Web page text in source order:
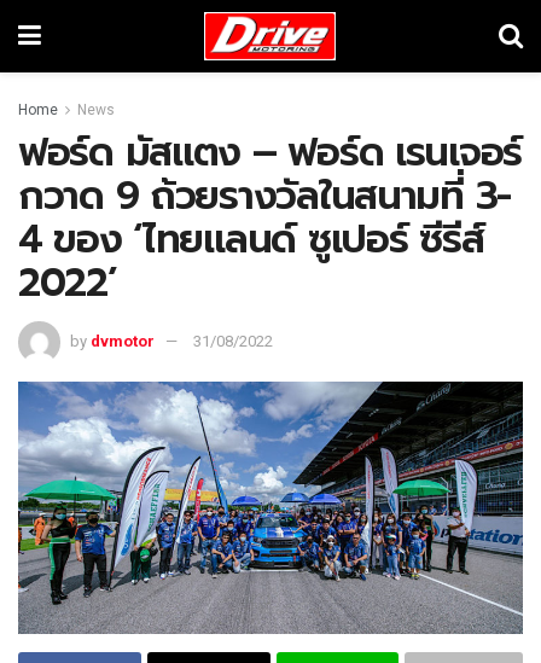
Home News
ฟอร์ด มัสแตง – ฟอร์ด เรนเจอร์
กวาด 9 ถ้วยรางวัลในสนามที่ 3-
4 ของ ‘ไทยแลนด์ ซูเปอร์ ซีรีส์
2022’
by dvmotor 31/08/2022